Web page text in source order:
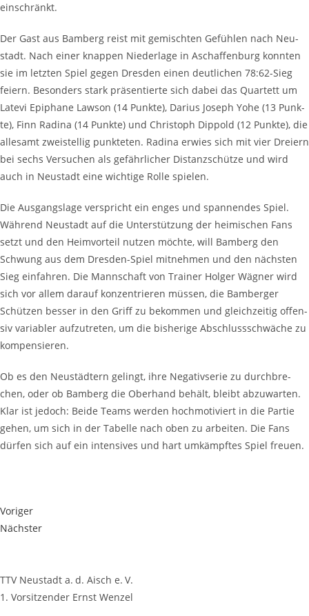
einschränkt.
Der Gast aus Bam­berg reist mit gemisch­ten Gefüh­len nach Neu­
stadt. Nach einer knap­pen Nie­der­la­ge in Aschaf­fen­burg konn­ten
sie im letz­ten Spiel gegen Dres­den einen deut­li­chen 78:62-Sieg
fei­ern. Beson­ders stark prä­sen­tier­te sich dabei das Quar­tett um
Late­vi Epi­pha­ne Law­son (14 Punk­te), Dari­us Joseph Yohe (13 Punk­
te), Finn Radi­na (14 Punk­te) und Chris­toph Dip­pold (12 Punk­te), die
alle­samt zwei­stel­lig punk­te­ten. Radi­na erwies sich mit vier Drei­ern
bei sechs Ver­su­chen als gefähr­li­cher Distanz­schüt­ze und wird
auch in Neu­stadt eine wich­ti­ge Rol­le spielen.
Die Aus­gangs­la­ge ver­spricht ein enges und span­nen­des Spiel.
Wäh­rend Neu­stadt auf die Unter­stüt­zung der hei­mi­schen Fans
setzt und den Heim­vor­teil nut­zen möch­te, will Bam­berg den
Schwung aus dem Dres­den-Spiel mit­neh­men und den nächs­ten
Sieg ein­fah­ren. Die Mann­schaft von Trai­ner Hol­ger Wäg­ner wird
sich vor allem dar­auf kon­zen­trie­ren müs­sen, die Bam­ber­ger
Schüt­zen bes­ser in den Griff zu bekom­men und gleich­zei­tig offen­
siv varia­bler auf­zu­tre­ten, um die bis­he­ri­ge Abschluss­schwä­che zu
kompensieren.
Ob es den Neu­städ­tern gelingt, ihre Nega­tiv­se­rie zu durch­bre­
chen, oder ob Bam­berg die Ober­hand behält, bleibt abzu­war­ten.
Klar ist jedoch: Bei­de Teams wer­den hoch­mo­ti­viert in die Par­tie
gehen, um sich in der Tabel­le nach oben zu arbei­ten. Die Fans
dür­fen sich auf ein inten­si­ves und hart umkämpf­tes Spiel freuen.
Voriger
Nächster
TTV Neustadt a. d. Aisch e. V.
1. Vorsitzender Ernst Wenzel